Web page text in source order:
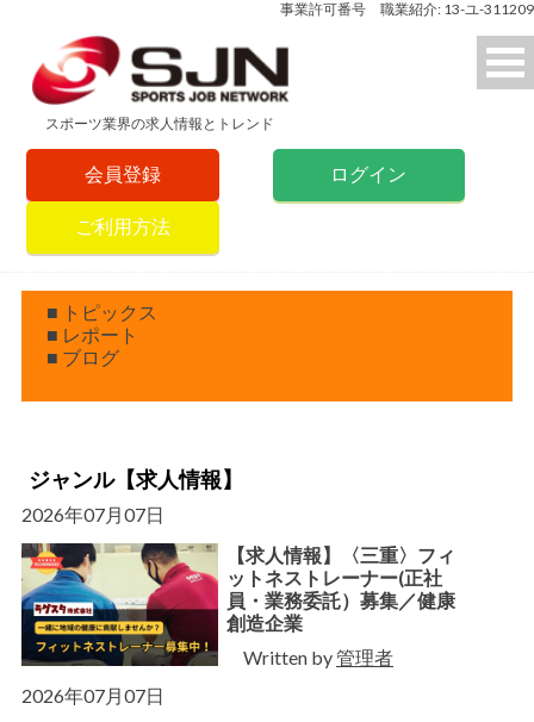
事業許可番号 職業紹介: 13-ユ-311209
スポーツ業界の求人情報とトレンド
会員登録 ログイン
ご利用方法
■ トピックス
■ レポート
■ ブログ
ジャンル【求人情報】
2026年07月07日
【求人情報】〈三重〉フィ
ットネストレーナー(正社
員・業務委託）募集／健康
創造企業
Written by管理者
2026年07月07日